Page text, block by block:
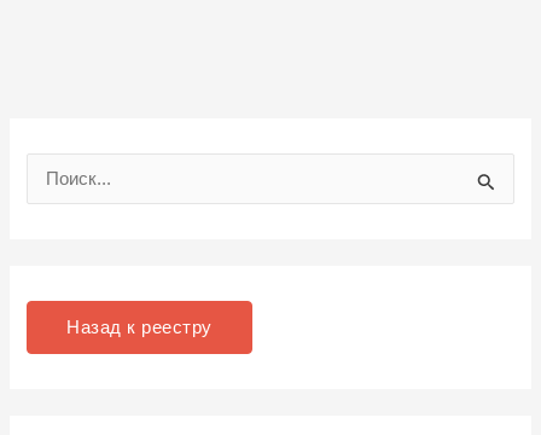
Назад к реестру